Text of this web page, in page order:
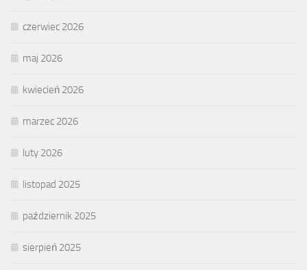
czerwiec 2026
maj 2026
kwiecień 2026
marzec 2026
luty 2026
listopad 2025
październik 2025
sierpień 2025